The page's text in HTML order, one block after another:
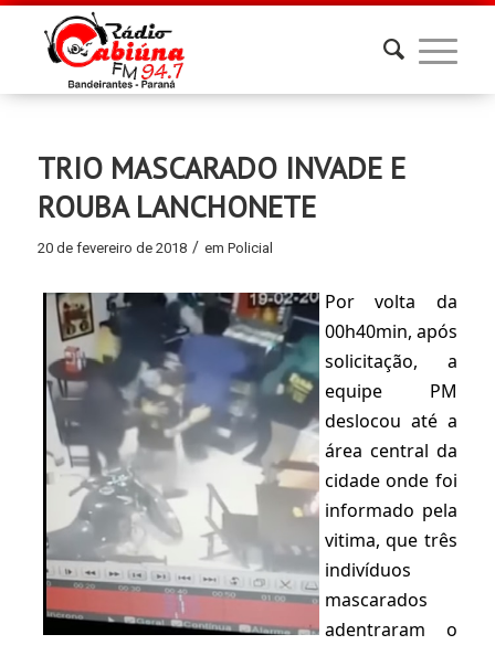
TRIO MASCARADO INVADE E
ROUBA LANCHONETE
20 de fevereiro de 2018 / em Policial
Por volta da
00h40min, após
solicitação, a
equipe PM
deslocou até a
área central da
cidade onde foi
informado pela
vitima, que três
indivíduos
mascarados
adentraram o